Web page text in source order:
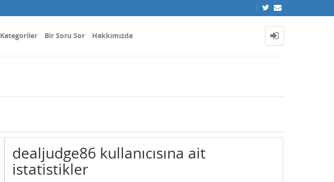
Kategoriler Bir Soru Sor Hakkımızda
dealjudge86 kullanıcısına ait
istatistikler